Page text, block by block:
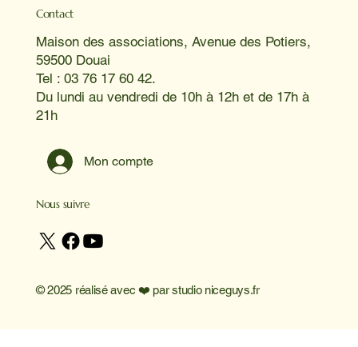
Contact
Maison des associations, Avenue des Potiers,
59500 Douai
Tel : 03 76 17 60 42.
Du lundi au vendredi de 10h à 12h et de 17h à
21h
Mon compte
Nous suivre
© 2025 réalisé avec ❤️ parstudio niceguys.fr